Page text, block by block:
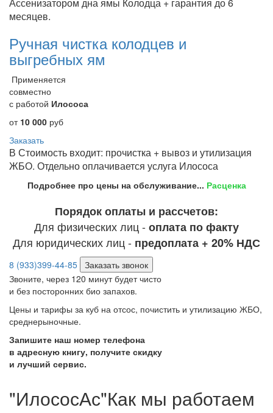
месяцев.
Ручная чистка колодцев и
выгребных ям
Применяется
совместно
с работой Илососа
от 10 000 руб
Заказать
В Стоимость входит: прочистка + вывоз и утилизация
ЖБО. Отдельно оплачивается услуга Илососа
Подробнее про цены на обслуживание... Расценка
Порядок оплаты и рассчетов:
Для физических лиц - оплата по факту
Для юридических лиц - предоплата + 20% НДС
8 (933)399-44-85 Заказать звонок
Звоните, через 120 минут будет чисто
и без посторонних био запахов.
Цены и тарифы за куб на отсос, почистить и утилизацию ЖБО,
среднерыночные.
Запишите наш номер телефона
в адресную книгу, получите скидку
и лучший сервис.
"ИлососАс"Как мы работаем